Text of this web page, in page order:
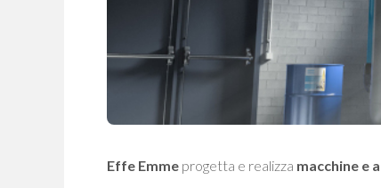
Effe Emme progetta e realizza macchine e